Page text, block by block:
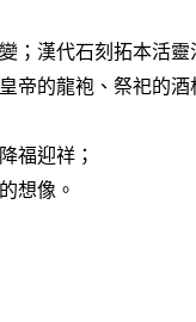
；漢代石刻拓本活
帝的龍袍、祭祀的
福迎祥；
想像。